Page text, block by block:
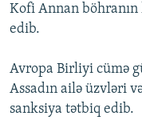
İNFOQRAFIKA
KARIKATURA
AZƏRBAYCAN ƏDƏBIYYATI
İSLAM VƏ DEMOKRATIYA
İZ - MƏDƏNIYYƏT
MISSIYAMIZ
PEŞƏ ETIKASI VƏ
MATERIALLARIMIZDAN
AZADLIQRADIOSU MOBIL
RFE/RL-in bütün
Kofi Annan
edib.
Avropa Birliyi cümə
Assadın ailə üzvləri
sanksiya tətbiq edib.